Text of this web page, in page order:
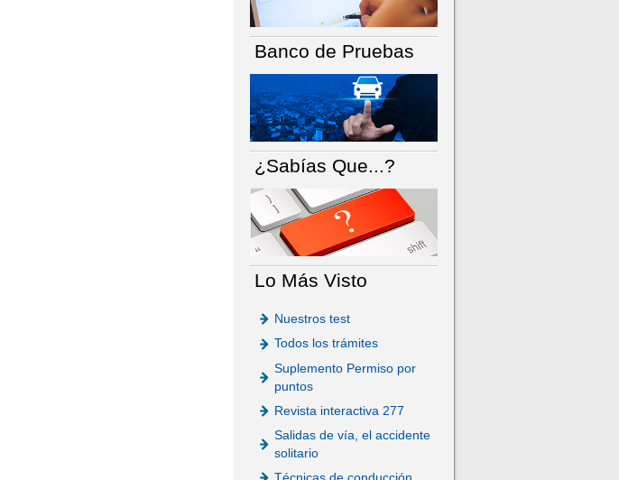
Banco de Pruebas
¿Sabías Que...?
Lo Más Visto
Nuestros test
Todos los trámites
Suplemento Permiso por
puntos
Revista interactiva 277
Salidas de vía, el accidente
solitario